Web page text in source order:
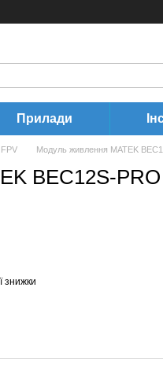
Прилади
FPV Модуль живлення MATEK
BEC12S-
знижки